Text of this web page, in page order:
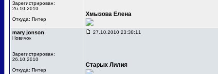
Зарегистрирован:
26.10.2010
Откуда: Питер
Хмызова Елена
mary jonson
Новичок
Зарегистрирован:
26.10.2010
Откуда: Питер
27.10.2010 23:38:11
Старых Лилия